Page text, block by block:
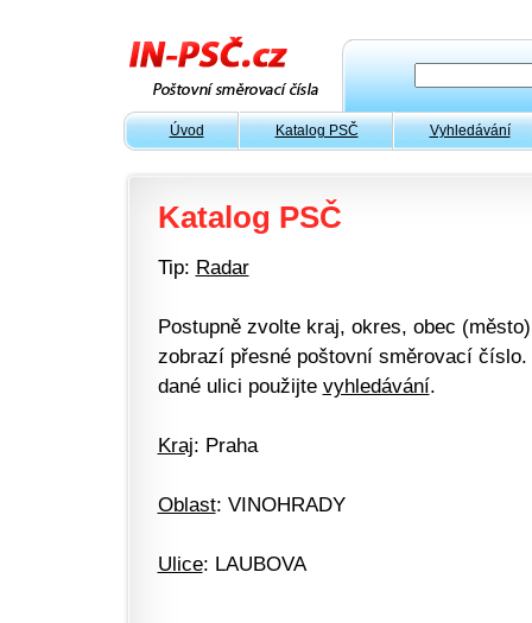
Úvod Katalog PSČ Vyhledávání
Katalog PSČ
Tip: Radar
Postupně zvolte kraj, okres, obec
zobrazí přesné poštovní směrovací
dané ulici použijte vyhledávání.
Kraj: Praha
Oblast: VINOHRADY
Ulice: LAUBOVA